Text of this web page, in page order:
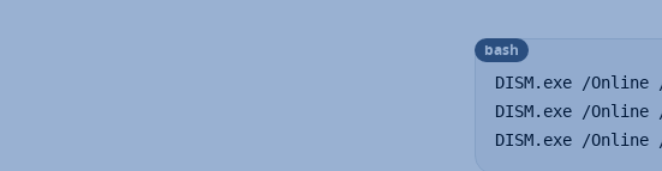
DISM.exe /Online
DISM.exe /Online
DISM.exe /Online
bash